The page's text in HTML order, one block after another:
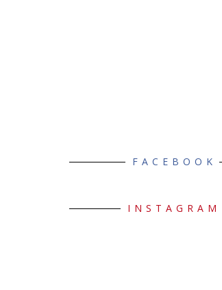
FACEBOOK
INSTAGRAM